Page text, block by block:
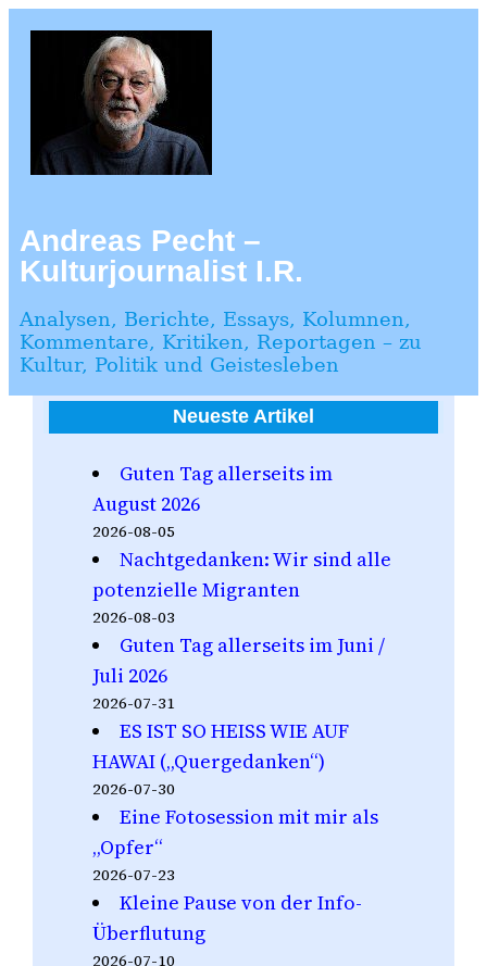
springen
Andreas Pecht –
Kulturjournalist I.R.
Analysen, Berichte, Essays, Kolumnen,
Kommentare, Kritiken, Reportagen – zu
Kultur, Politik und Geistesleben
Neueste Artikel
Guten Tag allerseits im
August 2026
2026-08-05
Nachtgedanken: Wir sind alle
potenzielle Migranten
2026-08-03
Guten Tag allerseits im Juni /
Juli 2026
2026-07-31
ES IST SO HEISS WIE AUF
HAWAI („Quergedanken“)
2026-07-30
Eine Fotosession mit mir als
„Opfer“
2026-07-23
Kleine Pause von der Info-
Überflutung
2026-07-10